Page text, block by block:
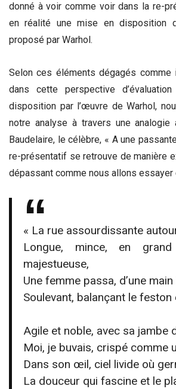
donné à voir comme voir dans la re-
en réalité une mise en disposition
proposé par Warhol.
Selon ces éléments dégagés comme
dans cette perspective
disposition par l’œuvre de Warhol,
notre analyse à travers une
Baudelaire, le célèbre, « A une
re-présentatif se retrouve de manière
dépassant comme nous allons essayer
« La rue assourdissante
Longue, mince, en
majestueuse,
Une femme passa, d’une
Soulevant, balançant le feston
Agile et noble, avec sa jambe
Moi, je buvais, crispé comme
Dans son œil, ciel livide où
La douceur qui fascine et le